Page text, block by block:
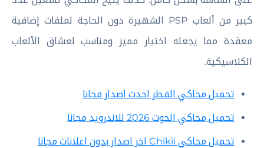
كبير من ألعاب PSP الشهيرة دون الحاجة لملفات إضافية
معقدة مما يجعله اختيار مميز ومناسب لعشاق الألعاب
الكلاسيكية.
تحميل محاكي الفطر احدث اصدار مجانا
تحميل محاكي الحوت 2026 للاندرويد مجانا
تحميل محاكي Chikii اخر اصدار بدون اعلانات مجانا